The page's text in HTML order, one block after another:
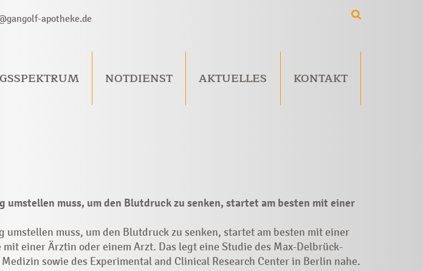
apotheke.de
NOTDIENST AKTUELLES KONTAKT
umstellen muss, um den Blutdruck zu senken, startet am besten mit einer
umstellen muss, um den Blutdruck zu senken, startet am besten mit einer
mit einer Ärztin oder einem Arzt. Das legt eine Studie des Max-Delbrück-
sowie des Experimental and Clinical Research Center in Berlin nahe.